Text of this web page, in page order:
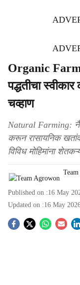
Organic
पद्धतीचा
चव्हाण
Natural Farming:
करून रासायनिक
विविध मोहिमांना
Published on :16 May
Updated on :16 May
S